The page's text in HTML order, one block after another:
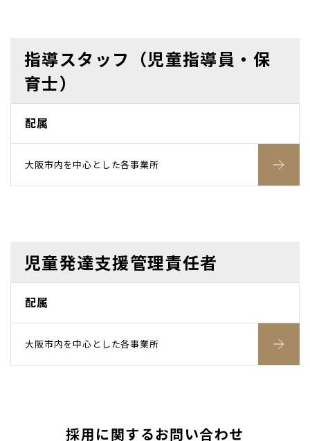
指導スタッフ（児童指導員・保
育士）
配属
大阪市内を中心とした各事業所
児童発達支援管理責任者
配属
大阪市内を中心とした各事業所
採用に関するお問い合わせ